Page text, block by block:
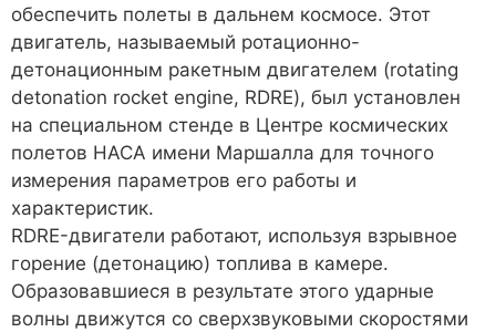
обеспечить полеты в дальнем космосе. Этот
двигатель, называемый ротационно-
детонационным ракетным двигателем (rotating
detonation rocket engine, RDRE), был установлен
на специальном стенде в Центре космических
полетов НАСА имени Маршалла для точного
измерения параметров его работы и
характеристик.
RDRE-двигатели работают, используя взрывное
горение (детонацию) топлива в камере.
Образовавшиеся в результате этого ударные
волны движутся со сверхзвуковыми скоростями